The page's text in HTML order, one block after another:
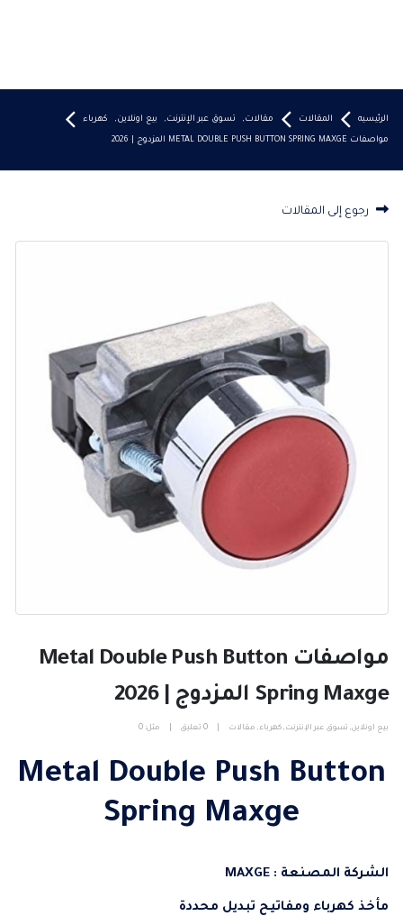
الرئيسيه المقالات مقالات, تسوق عبر الإنترنت, بيع اونلاين, كهرباء
مواصفات METAL DOUBLE PUSH BUTTON SPRING MAXGE المزدوج | 2026
رجوع إلى المقالات
مواصفات Metal Double Push Button
Spring Maxge المزدوج | 2026
بيع اونلاين, تسوق عبر الإنترنت , كهرباء , مقالات 0 تعليق مثل: 0
Metal Double Push Button
Spring Maxge
الشركة المصنعة : MAXGE
مأخذ كهرباء ومفاتيح تبديل محددة